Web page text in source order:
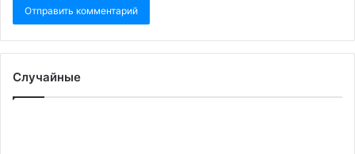
Случайные